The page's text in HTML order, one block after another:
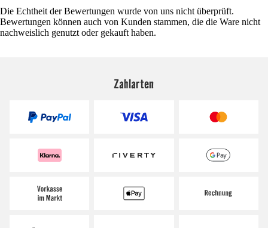
Die Echtheit der Bewertungen wurde von uns nicht überprüft.
Bewertungen können auch von Kunden stammen, die die Ware nicht
nachweislich genutzt oder gekauft haben.
Zahlarten